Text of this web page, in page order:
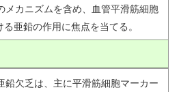
メカニズムを含め、血管平滑筋細胞
亜鉛の作用に焦点を当てる。
鉛欠乏は、主に平滑筋細胞マーカー